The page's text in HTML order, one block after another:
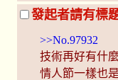
發起者請有標
>>No.97932
技術再好有什
情人節一樣也